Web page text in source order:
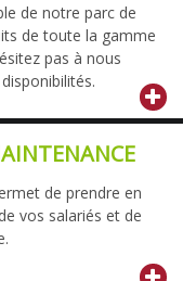
de notre parc de
de toute la gamme
pas à nous
de prendre en
vos salariés et de